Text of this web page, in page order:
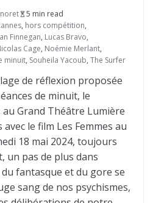
5 min read
, hors compétition,
Finnegan, Lucas Bravo,
Cage, Noémie Merlant,
minuit, Souheila Yacoub, The Surfer
de réflexion proposée
de minuit, le
au Grand Théâtre Lumière
le film Les Femmes au
18 mai 2024, toujours
un pas de plus dans
fantasque et du gore se
sang de nos psychismes,